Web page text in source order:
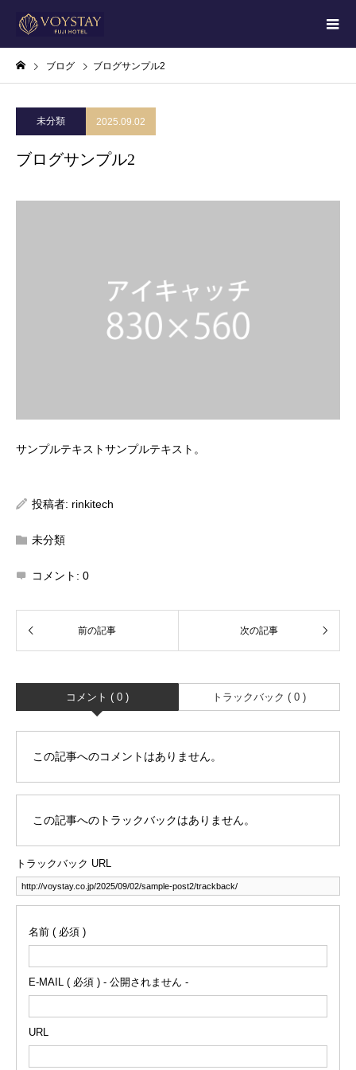
ブログ ブログサンプル2
未分類 2025.09.02
ブログサンプル2
サンプルテキストサンプルテキスト。
投稿者: rinkitech
未分類
コメント: 0
コメント ( 0 ) トラックバック ( 0 )
この記事へのコメントはありません。
この記事へのトラックバックはありません。
トラックバック URL
名前 ( 必須 )
E-MAIL ( 必須 ) - 公開されません -
URL